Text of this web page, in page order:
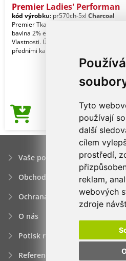
Tyto
používají
další
cílem
prostředí,
reklam,
webových
zdroje
Premier Ladies' Performan
kód výrobku: pr570ch-5xl Charcoal
Premier Tkanina. 63% polyester 35%
bavlna 2% elastan. 260 gsm.
Vlastnosti. Úzký střih Chino s dvěma
předními kapsami. Dv
Vaše poptávka
Obchodní podmínky
Ochrana osobních údajú
O nás
Potisk reklamních předmětů
Reference